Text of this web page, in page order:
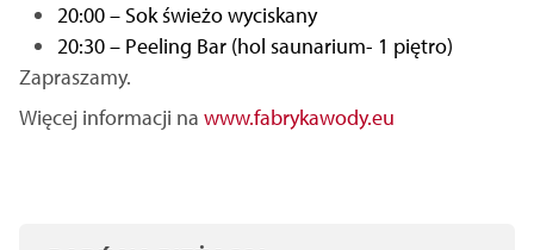
20:00 – Sok świeżo wyciskany
20:30 – Peeling Bar (hol saunarium- 1 piętro)
Zapraszamy.
Więcej informacji na www.fabrykawody.eu